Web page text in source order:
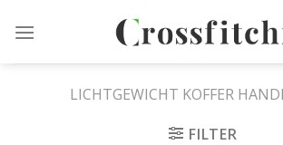
LICHTGEWICHT KOFFER
FILTER